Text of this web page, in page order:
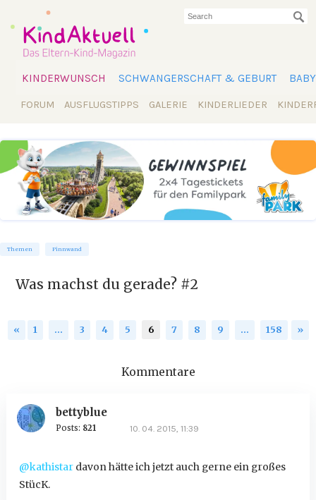
KINDERWUNSCH SCHWANGERSCHAFT & GEBURT
FORUM AUSFLUGSTIPPS GALERIE KINDERLIEDER
Themen Pinnwand
Was machst du gerade? #2
« 1 … 3 4 5 6 7 8 9 … 158 »
Kommentare
bettyblue
Posts: 821 10. 04. 2015, 11:39
@kathistardavon hätte ich jetzt auch gerne ein großes
StücK.